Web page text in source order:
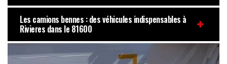
Les camions bennes : des véhicules indispensables à
Rivieres dans le 81600